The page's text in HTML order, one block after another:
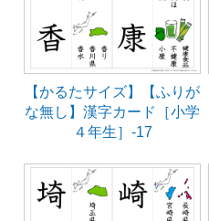
【かるたサイズ】【ふりが
な無し】漢字カード［小学
４年生］-17